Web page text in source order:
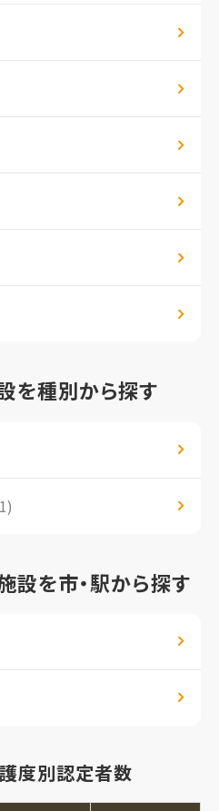
を種別から探す
設を市・駅から探す
度別認定者数